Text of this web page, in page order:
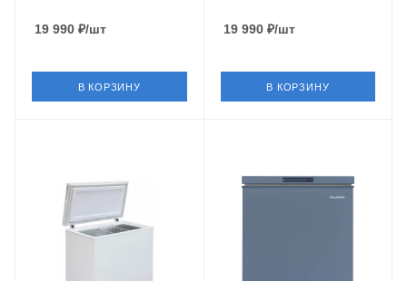
19 990 ₽/шт
В КОРЗИНУ
19 990₽/шт
В КОРЗИНУ
от 100 до 200 л